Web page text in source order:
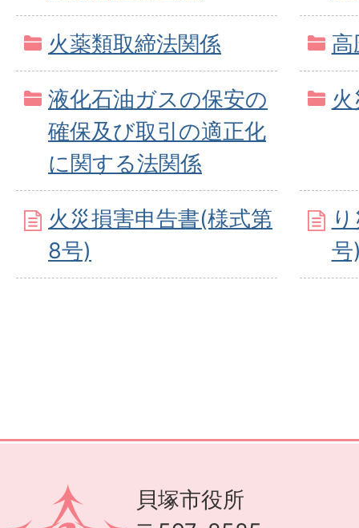
火薬類取締法関係
液化石油ガスの保安の
確保及び取引の適正化
に関する法関係
火災損害申告書(様式第
8号)
号
貝塚市役所